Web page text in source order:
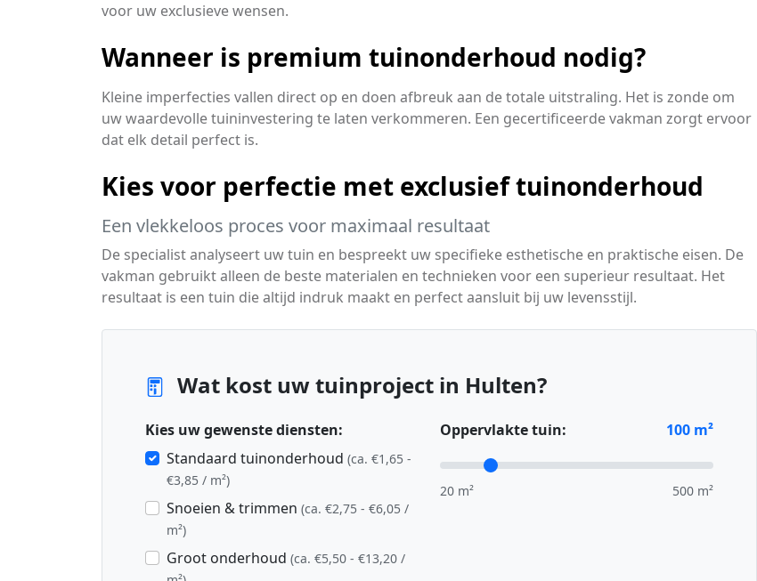
voor uw exclusieve wensen.
Wanneer is premium tuinonderhoud nodig?
Kleine imperfecties vallen direct op en doen afbreuk aan de totale uitstraling. Het is zonde om
uw waardevolle tuininvestering te laten verkommeren. Een gecertificeerde vakman zorgt ervoor
dat elk detail perfect is.
Kies voor perfectie met exclusief tuinonderhoud
Een vlekkeloos proces voor maximaal resultaat
De specialist analyseert uw tuin en bespreekt uw specifieke esthetische en praktische eisen. De
vakman gebruikt alleen de beste materialen en technieken voor een superieur resultaat. Het
resultaat is een tuin die altijd indruk maakt en perfect aansluit bij uw levensstijl.
Wat kost uw tuinproject in Hulten?
Kies uw gewenste diensten:
Standaard tuinonderhoud (ca. €1,65 -
€3,85 / m²)
Snoeien & trimmen (ca. €2,75 - €6,05 /
m²)
Groot onderhoud (ca. €5,50 - €13,20 /
Oppervlakte tuin: 100 m²
20 m² 500 m²